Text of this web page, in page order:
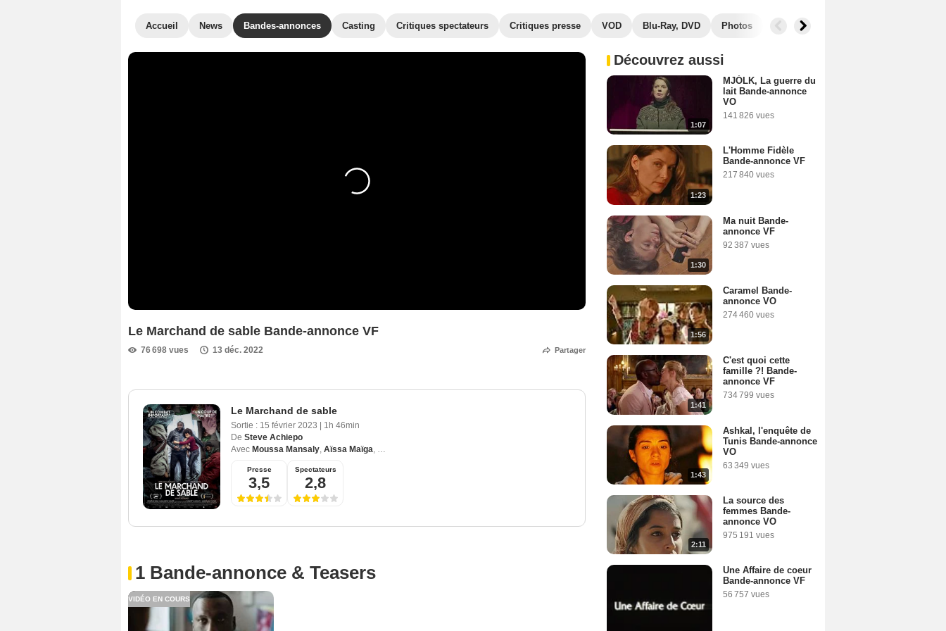
Accueil News Bandes-annonces Casting Critiques spectateurs Critiques presse VOD Blu-Ray, DVD Photos Secrets de tournage
Le Marchand de sable Bande-annonce VF
76 698 vues 13 déc. 2022 Partager
Le Marchand de sable
Sortie : 15 février 2023
1h 46min
De Steve Achiepo
Avec Moussa Mansaly, Aïssa Maïga, Ophélie Bau
Presse
3,5
Spectateurs
2,8
1 Bande-annonce & Teasers
VIDÉO EN COURS
Découvrez aussi
1:07
MJÓLK, La guerre du
lait Bande-annonce
VO
141 826 vues
1:23
L'Homme Fidèle
Bande-annonce VF
217 840 vues
1:30
Ma nuit Bande-
annonce VF
92 387 vues
1:56
Caramel Bande-
annonce VO
274 460 vues
1:41
C'est quoi cette
famille ?! Bande-
annonce VF
734 799 vues
1:43
Ashkal, l'enquête de
Tunis Bande-annonce
VO
63 349 vues
2:11
La source des
femmes Bande-
annonce VO
975 191 vues
Une Affaire de coeur
Bande-annonce VF
56 757 vues